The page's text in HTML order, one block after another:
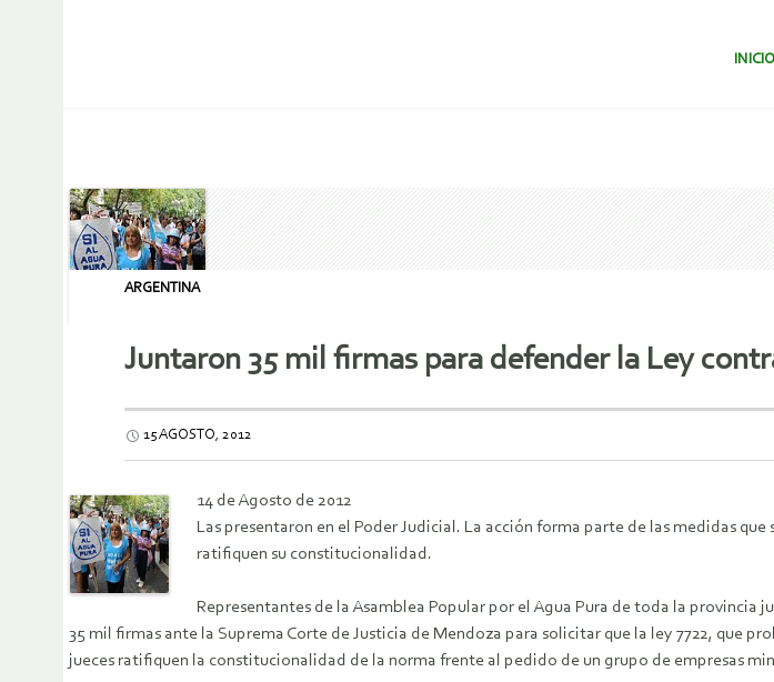
INICIO
ARGENTINA
Juntaron 35 mil firmas para defender la Ley
15 AGOSTO, 2012
14 de Agosto de 2012
Las presentaron en el Poder Judicial. La acción forma parte de las medidas
ratifiquen su constitucionalidad.
Representantes de la Asamblea Popular por el Agua Pura de toda la
35 mil firmas ante la Suprema Corte de Justicia de Mendoza para solicitar que la ley 7722, que
jueces ratifiquen la constitucionalidad de la norma frente al pedido de un grupo de empresas